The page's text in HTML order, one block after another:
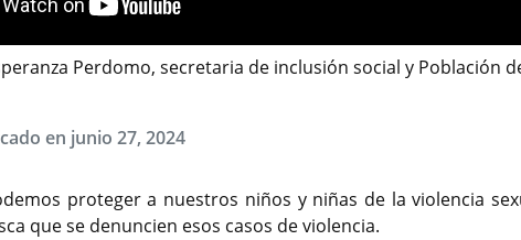
Perdomo, secretaria de inclusión social y Población
en junio 27, 2024
proteger a nuestros niños y niñas de la violencia
que se denuncien esos casos de violencia.